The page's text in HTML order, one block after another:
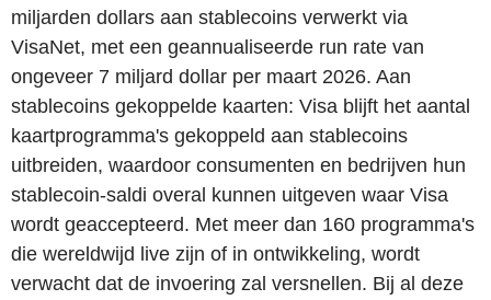
miljarden dollars aan stablecoins verwerkt via
VisaNet, met een geannualiseerde run rate van
ongeveer 7 miljard dollar per maart 2026. Aan
stablecoins gekoppelde kaarten: Visa blijft het aantal
kaartprogramma's gekoppeld aan stablecoins
uitbreiden, waardoor consumenten en bedrijven hun
stablecoin-saldi overal kunnen uitgeven waar Visa
wordt geaccepteerd. Met meer dan 160 programma's
die wereldwijd live zijn of in ontwikkeling, wordt
verwacht dat de invoering zal versnellen. Bij al deze